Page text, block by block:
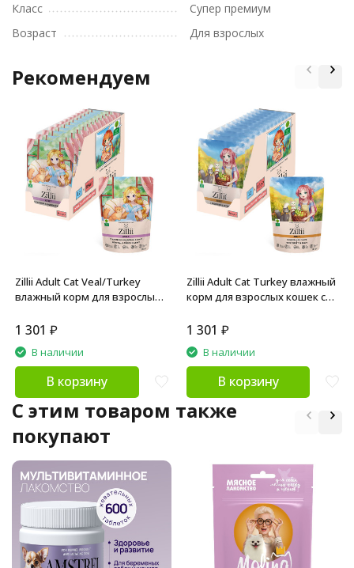
Класс
Супер премиум
Возраст
Для взрослых
Рекомендуем
Zillii Adult Cat Veal/Turkey
влажный корм для взрослых
индейкой в соусе, в паучах -
1 301 ₽
В наличии
В корзину
Zillii Adult Cat Turkey влажный
корм для взрослых кошек с
85 х 12 шт
1 301 ₽
В наличии
В корзину
C этим товаром также
покупают